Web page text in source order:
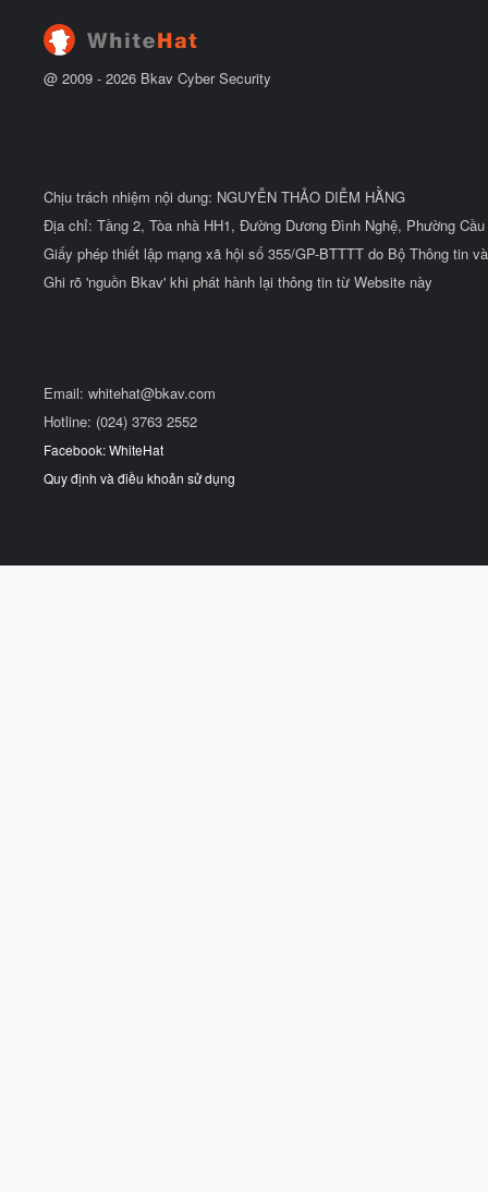
@ 2009 - 2026 Bkav Cyber Security
Chịu trách nhiệm nội dung: NGUYỄN THẢO DIỄM HẰNG
Địa chỉ: Tầng 2, Tòa nhà HH1, Đường Dương Đình Nghệ, Phường
Giấy phép thiết lập mạng xã hội số 355/GP-BTTTT do Bộ Thông tin
Ghi rõ 'nguồn Bkav' khi phát hành lại thông tin từ Website này
Email: whitehat@bkav.com
Hotline: (024) 3763 2552
Facebook: WhiteHat
Quy định và điều khoản sử dụng